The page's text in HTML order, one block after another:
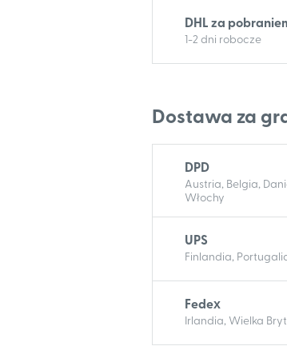
DHL za
1-2 dni robocze
Dostawa za
DPD
Austria, Belgia,
Włochy
UPS
Finlandia,
Fedex
Irlandia, Wielka